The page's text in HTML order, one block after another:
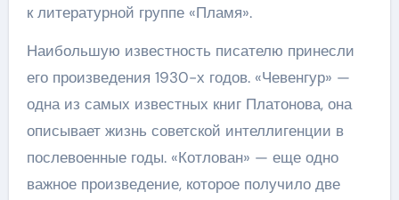
к литературной группе «Пламя».
Наибольшую известность писателю принесли
его произведения 1930-х годов. «Чевенгур» —
одна из самых известных книг Платонова, она
описывает жизнь советской интеллигенции в
послевоенные годы. «Котлован» — еще одно
важное произведение, которое получило две